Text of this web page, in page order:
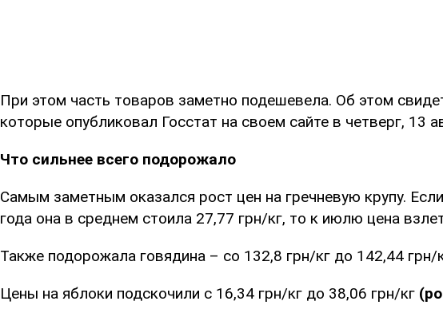
При этом часть товаров заметно подешевела. Об этом
которые опубликовал Госстат на своем сайте в четверг, 13
Что сильнее всего подорожало
Самым заметным оказался рост цен на гречневую крупу.
года она в среднем стоила 27,77 грн/кг, то к июлю цена
Также подорожала говядина – со 132,8 грн/кг до 142,44 грн/
Цены на яблоки подскочили с 16,34 грн/кг до 38,06 грн/кг